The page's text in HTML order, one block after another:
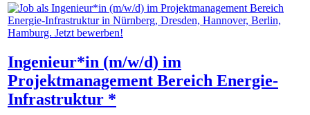
Ingenieur*in (m/w/d) im
Projektmanagement Bereich Energie-
Infrastruktur *